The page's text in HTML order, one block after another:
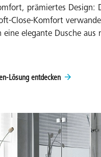
prämiertes Design:
Close-Komfort
eine elegante Dusche aus
Lösung entdecken